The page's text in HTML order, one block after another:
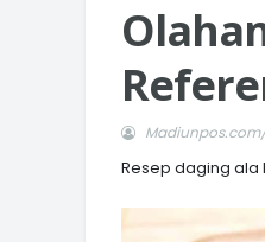
Resep daging ala